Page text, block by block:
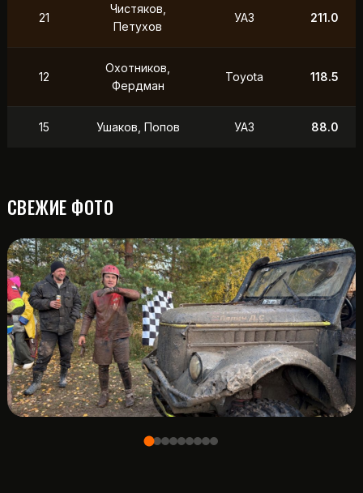
21
Чистяков,
Петухов
УАЗ 211.0
12
Охотников,
Фердман
Toyota 118.5
15 Ушаков, Попов УАЗ 88.0
СВЕЖИЕ ФОТО